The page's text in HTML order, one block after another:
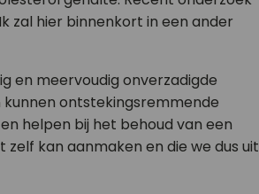
zal hier binnenkort in een ander
en meervoudig onverzadigde
ontstekingsremmende
helpen bij het behoud van een
kan aanmaken en die we dus uit